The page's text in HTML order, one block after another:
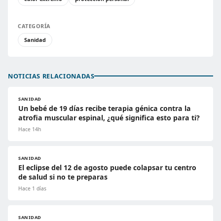
CATEGORÍA
Sanidad
NOTICIAS RELACIONADAS
SANIDAD
Un bebé de 19 días recibe terapia génica contra la
atrofia muscular espinal, ¿qué significa esto para ti?
Hace 14h
SANIDAD
El eclipse del 12 de agosto puede colapsar tu centro
de salud si no te preparas
Hace 1 días
SANIDAD